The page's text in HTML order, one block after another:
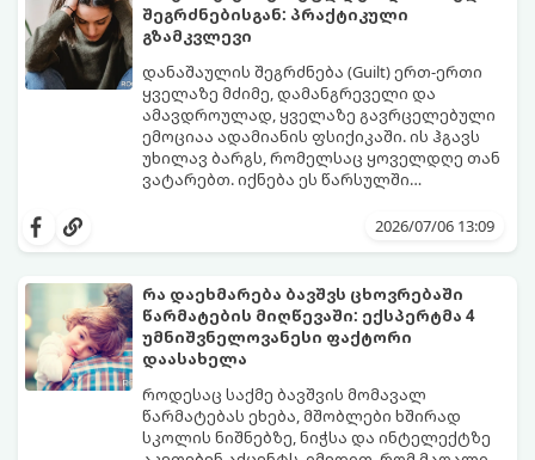
შეგრძნებისგან: პრაქტიკული
გზამკვლევი
დანაშაულის შეგრძნება (Guilt) ერთ-ერთი
ყველაზე მძიმე, დამანგრეველი და
ამავდროულად, ყველაზე გავრცელებული
ემოციაა ადამიანის ფსიქიკაში. ის ჰგავს
უხილავ ბარგს, რომელსაც ყოველდღე თან
ვატარებთ. იქნება ეს წარსულში
ტკენა, ოჯახის წევრებისთვის
გადაჭარბებული მოთხოვნები
-დანაშაულის განცდა შიგნიდან ფიტავს
ადამიანს და ართმევს მას აწმყოთი
ტკბობის უნარს.
დანაშაულის გრძნობას აქვს თავისი
საკუთარი თუ საზოგადოებრივი მორალური
კოდექსი. თუმცა, როდესაც ეს ემოცია
ქრონიკულ ფორმას იღებს, ის ნევროზულ,
ტოქსიკურ სინდრომად იქცევა.
გთავაზობთ პრაქტიკულ, ფსიქოლოგიურ
გზამკვლევს, თუ როგორ დაამუშაოთ
წარსულის შეცდომები და
გათავისუფლდეთ ამ მძიმე ტვირთისგან:
2026/07/06 13:09
რა დაეხმარება ბავშვს ცხოვრებაში
წარმატების მიღწევაში: ექსპერტმა 4
უმნიშვნელოვანესი ფაქტორი
დაასახელა
როდესაც საქმე ბავშვის მომავალ
წარმატებას ეხება, მშობლები ხშირად
სკოლის ნიშნებზე, ნიჭსა და ინტელექტზე